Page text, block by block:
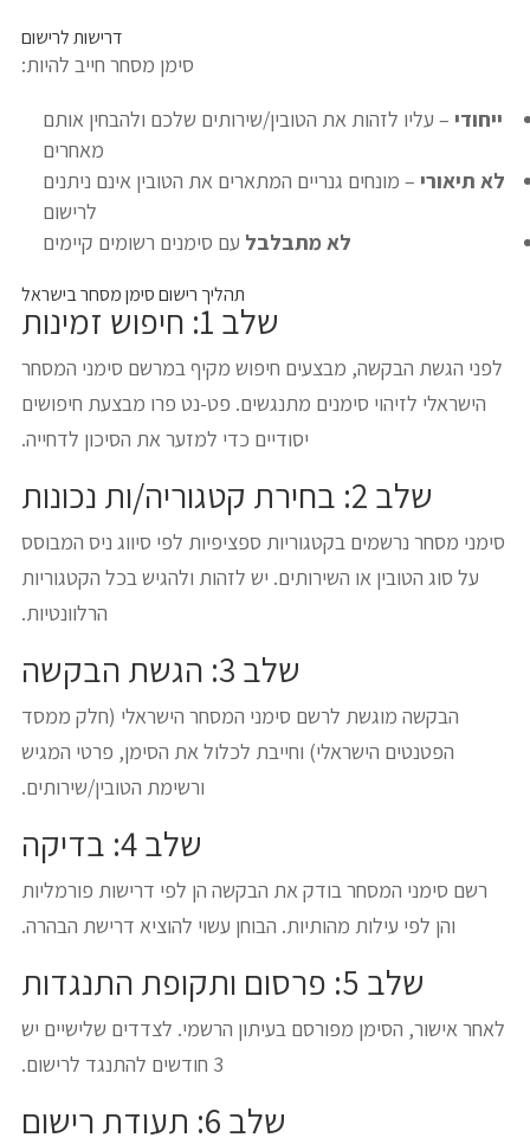
דרישות לרישום
סימן מסחר חייב להיות:
ייחודי – עליו לזהות את הטובין/שירותים שלכם ולהבחין אותם
מאחרים
לא תיאורי – מונחים גנריים המתארים את הטובין אינם ניתנים
לרישום
לא מתבלבל עם סימנים רשומים קיימים
תהליך רישום סימן מסחר בישראל
שלב 1: חיפוש זמינות
לפני הגשת הבקשה, מבצעים חיפוש מקיף במרשם סימני המסחר
הישראלי לזיהוי סימנים מתנגשים. פט-נט פרו מבצעת חיפושים
יסודיים כדי למזער את הסיכון לדחייה.
שלב 2: בחירת קטגוריה/ות נכונות
סימני מסחר נרשמים בקטגוריות ספציפיות לפי סיווג ניס המבוסס
על סוג הטובין או השירותים. יש לזהות ולהגיש בכל הקטגוריות
הרלוונטיות.
שלב 3: הגשת הבקשה
הבקשה מוגשת לרשם סימני המסחר הישראלי (חלק ממסד
הפטנטים הישראלי) וחייבת לכלול את הסימן, פרטי המגיש
ורשימת הטובין/שירותים.
שלב 4: בדיקה
רשם סימני המסחר בודק את הבקשה הן לפי דרישות פורמליות
והן לפי עילות מהותיות. הבוחן עשוי להוציא דרישת הבהרה.
שלב 5: פרסום ותקופת התנגדות
לאחר אישור, הסימן מפורסם בעיתון הרשמי. לצדדים שלישיים יש
3 חודשים להתנגד לרישום.
שלב 6: תעודת רישום